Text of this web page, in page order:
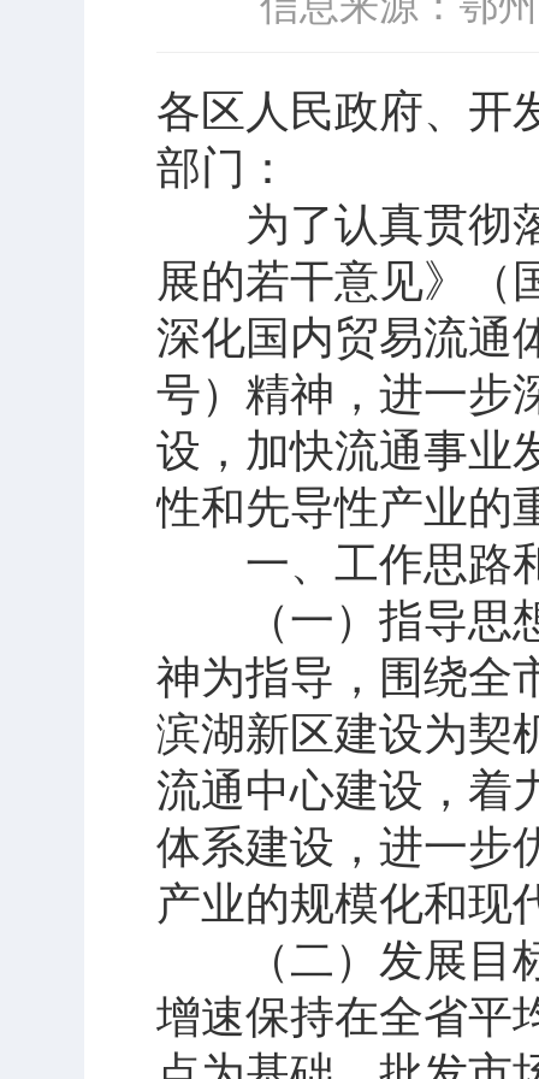
各区人民政府、开
部门：
为了认真贯彻落
展的若干意见》（
深化国内贸易流通
号）精神，进一步
设，加快流通事业
性和先导性产业的
一、工作思路
（一）指导思想
神为指导，围绕全
滨湖新区建设为契
流通中心建设，着
体系建设，进一步
产业的规模化和现
（二）发展目标
增速保持在全省平